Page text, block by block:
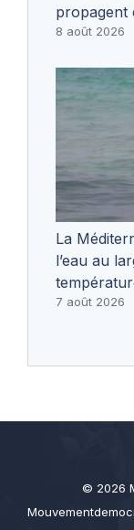
propagent
8 août 2026
La
l’eau au
7 août 2026
© 2026